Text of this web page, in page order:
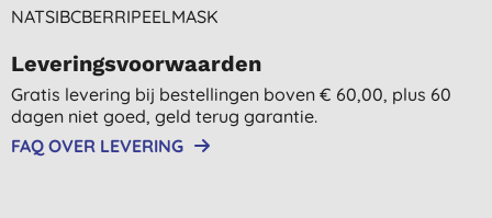
NATSIBCBERRIPEELMASK
Leveringsvoorwaarden
Gratis levering bij bestellingen boven € 60,00, plus 60
dagen niet goed, geld terug garantie.
FAQ OVER LEVERING